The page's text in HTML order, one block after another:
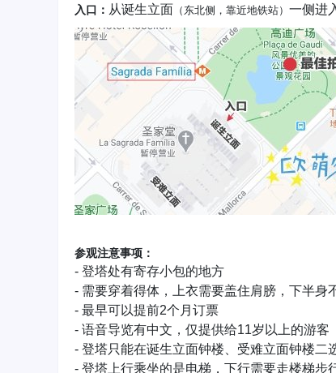
入口： 从诞生立面 （东北侧，靠近地铁站） 一侧进
参观注意事项：
- 登塔处有寄存小包的地方
- 需要穿着得体，上衣需要盖住肩膀，下半身
- 最早可以提前2个月订票
- 语音导览有中文，仅提供给11岁以上的游客
- 登塔只能在诞生立面钟楼、受难立面钟楼二
- 登塔上行乘坐的是电梯，下行需要走楼梯步